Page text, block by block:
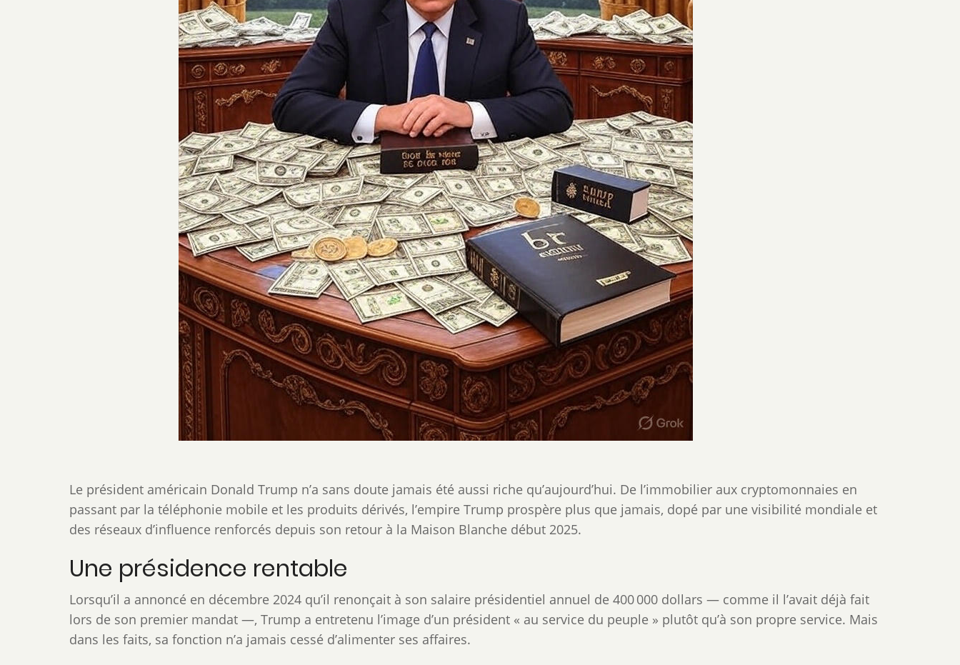
Le président américain Donald Trump n’a sans doute jamais été aussi riche qu’aujourd’hui. De l’immobilier aux cryptomonnaies en
passant par la téléphonie mobile et les produits dérivés, l’empire Trump prospère plus que jamais, dopé par une visibilité mondiale et
des réseaux d’influence renforcés depuis son retour à la Maison Blanche début 2025.
Une présidence rentable
Lorsqu’il a annoncé en décembre 2024 qu’il renonçait à son salaire présidentiel annuel de 400 000 dollars — comme il l’avait déjà fait
lors de son premier mandat —, Trump a entretenu l’image d’un président « au service du peuple » plutôt qu’à son propre service. Mais
dans les faits, sa fonction n’a jamais cessé d’alimenter ses affaires.